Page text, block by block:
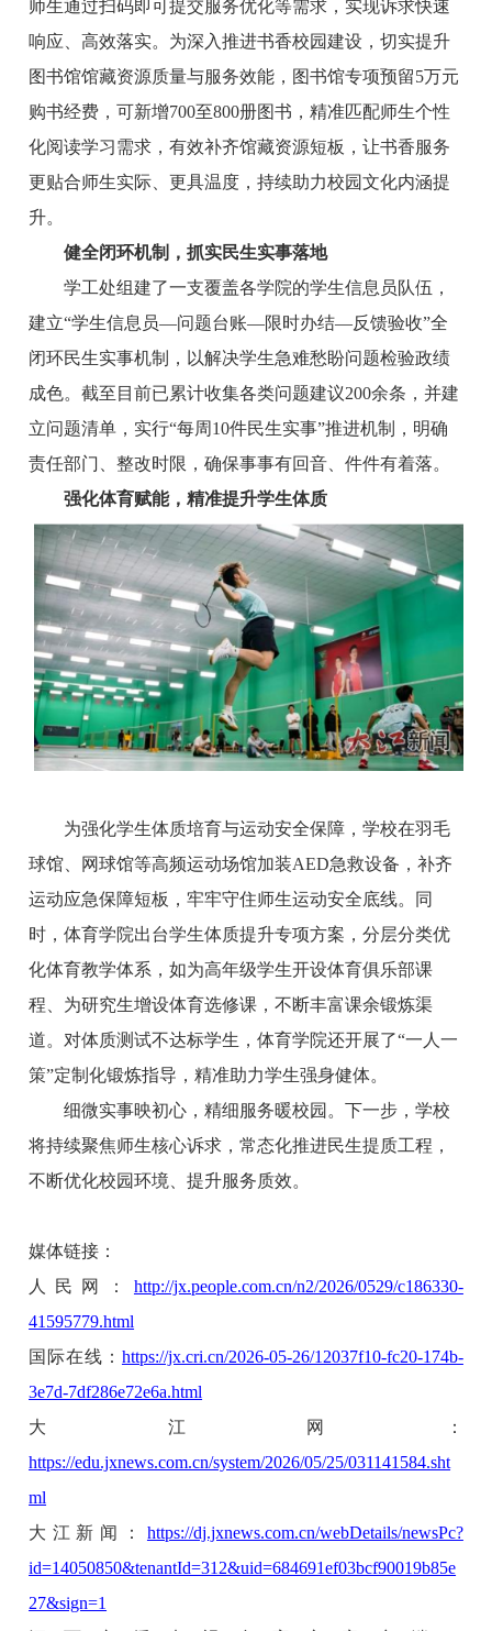
师生通过扫码即可提交服务优化等需求，实现诉求快速
响应、高效落实。为深入推进书香校园建设，切实提升
图书馆馆藏资源质量与服务效能，图书馆专项预留5万元
购书经费，可新增700至800册图书，精准匹配师生个性
化阅读学习需求，有效补齐馆藏资源短板，让书香服务
更贴合师生实际、更具温度，持续助力校园文化内涵提
升。
健全闭环机制，抓实民生实事落地
学工处组建了一支覆盖各学院的学生信息员队伍，
建立“学生信息员—问题台账—限时办结—反馈验收”全
闭环民生实事机制，以解决学生急难愁盼问题检验政绩
成色。截至目前已累计收集各类问题建议200余条，并建
立问题清单，实行“每周10件民生实事”推进机制，明确
责任部门、整改时限，确保事事有回音、件件有着落。
强化体育赋能，精准提升学生体质
为强化学生体质培育与运动安全保障，学校在羽毛
球馆、网球馆等高频运动场馆加装AED急救设备，补齐
运动应急保障短板，牢牢守住师生运动安全底线。同
时，体育学院出台学生体质提升专项方案，分层分类优
化体育教学体系，如为高年级学生开设体育俱乐部课
程、为研究生增设体育选修课，不断丰富课余锻炼渠
道。对体质测试不达标学生，体育学院还开展了“一人一
策”定制化锻炼指导，精准助力学生强身健体。
细微实事映初心，精细服务暖校园。下一步，学校
将持续聚焦师生核心诉求，常态化推进民生提质工程，
不断优化校园环境、提升服务质效。
媒体链接：
人民网： http://jx.people.com.cn/n2/2026/0529/c186330-
41595779.html
国际在线： https://jx.cri.cn/2026-05-26/12037f10-fc20-174b-
3e7d-7df286e72e6a.html
大江网：
https://edu.jxnews.com.cn/system/2026/05/25/031141584.sht
ml
大江新闻： https://dj.jxnews.com.cn/webDetails/newsPc?
id=14050850&tenantId=312&uid=684691ef03bcf90019b85e
27&sign=1